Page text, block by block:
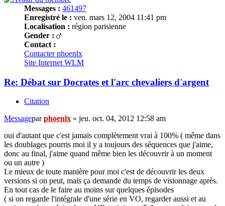
Messages : 461497
Enregistré le : ven. mars 12, 2004 11:41 pm
Localisation : région parisienne
Gender :
Contact :
Contacter phoenlx
Site Internet WLM
Re: Débat sur Docrates et l'arc chevaliers d'argent
Citation
Messageparphoenlx » jeu. oct. 04, 2012 12:58 am
oui d'autant que c'est jamais complètement vrai à 100% ( même dans
les doublages pourris moi il y a toujours des séquences que j'aime,
donc au final, j'aime quand même bien les découvrir à un moment
ou un autre )
Le mieux de toute manière pour moi c'est de découvrir les deux
versions si on peut, mais ça demande du temps de visionnage après.
En tout cas de le faire au moins sur quelques épisodes
( si on regarde l'intégrale d'une série en VO, regarder aussi et au